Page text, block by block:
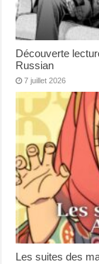
Découverte
Russian
7 juillet 2026
Les suites des